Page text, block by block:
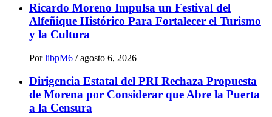
Ricardo Moreno Impulsa un Festival del
Alfeñique Histórico Para Fortalecer el Turismo
y la Cultura
Por libpM6 / agosto 6, 2026
Dirigencia Estatal del PRI Rechaza Propuesta
de Morena por Considerar que Abre la Puerta
a la Censura